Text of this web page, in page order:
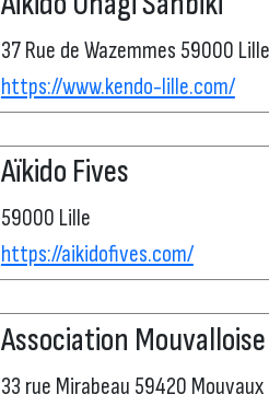
37 Rue de Wazemmes 59000 Lille
https://www.kendo-lille.com/
Aïkido Fives
59000 Lille
https://aikidofives.com/
Association Mouvalloise
33 rue Mirabeau 59420 Mouvaux